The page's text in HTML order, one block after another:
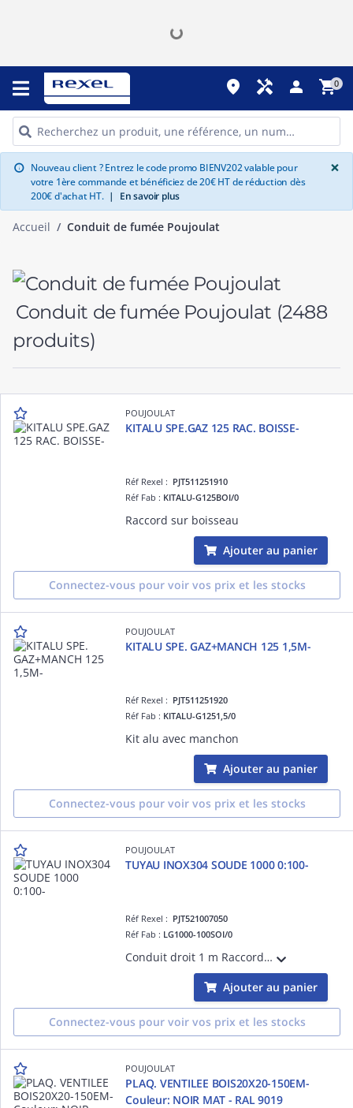
place handyman person shopping_cart0
info Nouveau client ? Entrez le code promo BIENV202 valable pour
votre 1ère commande et bénéficiez de 20€ HT de réduction dès
200€ d'achat HT. | En savoir plus
×
Accueil Conduit de fumée Poujoulat
Conduit de fumée Poujoulat (2488
produits)
POUJOULAT
KITALU SPE.GAZ 125 RAC. BOISSE-
Réf Rexel : PJT511251910
Réf Fab : KITALU-G125BOI/0
Raccord sur boisseau
Ajouter au panier
Connectez-vous pour voir vos prix et les stocks
POUJOULAT
KITALU SPE. GAZ+MANCH 125 1,5M-
Réf Rexel : PJT511251920
Réf Fab : KITALU-G1251,5/0
Kit alu avec manchon
Ajouter au panier
Connectez-vous pour voir vos prix et les stocks
POUJOULAT
TUYAU INOX304 SOUDE 1000 0:100-
Réf Rexel : PJT521007050
Réf Fab : LG1000-100SOI/0
Conduit droit 1 m Raccordement, simple paroi FUMISTERIE INOX SOI Poujoulat diam.100 pour Chaudière
Ajouter au panier
Connectez-vous pour voir vos prix et les stocks
POUJOULAT
PLAQ. VENTILEE BOIS20X20-150EM-
Couleur: NOIR MAT - RAL 9019